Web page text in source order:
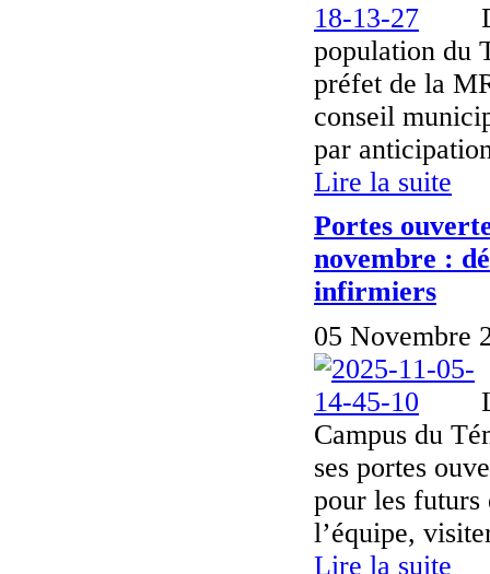
population du
préfet de la
conseil
par
Lire la suite
Portes
novembre :
infirmiers
05 Novembre
Campus du
ses portes
pour les futurs
l’équipe,
Lire la suite